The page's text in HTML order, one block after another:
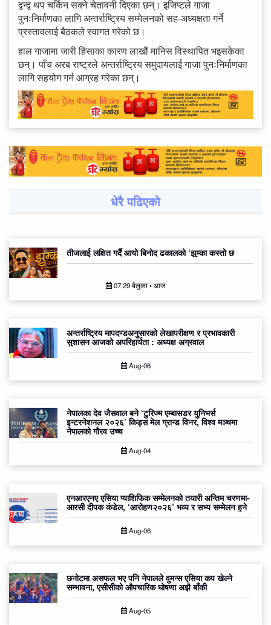
द्वन्द्व थप चर्किन सक्ने चेतावनी दिएका छन्। इजिप्टले गाजा
पुनःनिर्माणका लागि अन्तर्राष्ट्रिय सम्मेलनको सह-अध्यक्षता गर्ने
प्रस्तावलाई बैठकले स्वागत गरेको छ।
हाल गाजामा जारी हिंसाका कारण लाखौं मानिस विस्थापित भइसकेका
छन्। पाँच अरब राष्ट्रले अन्तर्राष्ट्रिय समुदायलाई गाजा पुनःनिर्माणका
लागि सहयोग गर्न आग्रह गरेका छन्।
धेरै पढिएको
तीजलाई लक्षित गर्दै आयो बिनोद ढकालको ‘झुम्का कस्तो छ
07:29 बेलुका • आज
अन्तर्राष्ट्रिय मापदण्डअनुसारको लेखापरीक्षण र प्रभावकारी
सुशासन आजको अपरिहार्यता : अध्यक्ष अग्रवाल
Aug-06
नेपालका देव जैसवाल बने ‘टुरिज्म एम्बासडर युनिभर्स
इन्टरनेशनल २०२६’ किड्स मेल ग्रान्ड विनर, विश्व मञ्चमा
नेपालको गौरव उच्च
Aug-04
एनआरएनए एसिया प्याशिफिक सम्मेलनको तयारी अन्तिम चरणमा-
आरसी दीपक कंडेल, ‘आरोहण२०२६’ भव्य र सभ्य सम्मेलन हुने
Aug-06
छनोटमा असफल भए पनि नेपालले वुमन्स एसिया कप खेल्ने
सम्भावना, एसीसीको औपचारिक घोषणा अझै बाँकी
Aug-05